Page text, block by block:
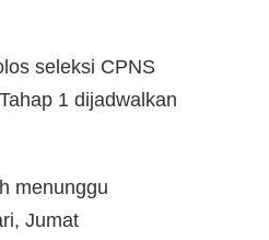
seleksi CPNS
1 dijadwalkan
menunggu
Jumat